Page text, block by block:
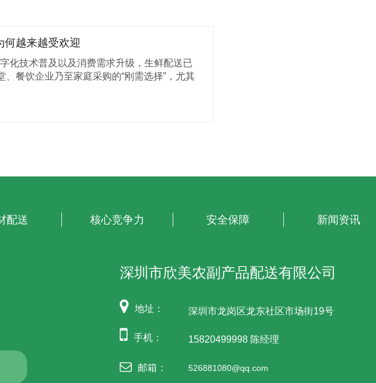
何越来越受欢迎
化技术普及以及消费需求升级，生鲜配送已
、餐饮企业乃至家庭采购的“刚需选择”，尤其
配送 核心竞争力 安全保障 新闻资讯
深圳市欣美农副产品配送有限公司
地址： 深圳市龙岗区龙东社区市场街19号
手机： 15820499998 陈经理
邮箱： 526881080@qq.com